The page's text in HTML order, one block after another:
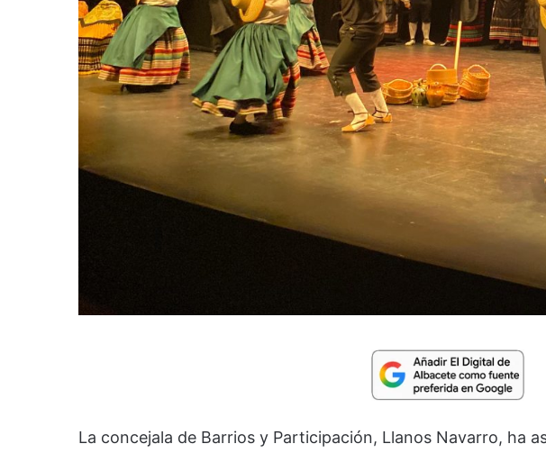
La concejala de Barrios y Participación, Llanos Navarro, ha